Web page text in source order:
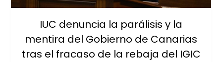
IUC denuncia la parálisis y la
mentira del Gobierno de Canarias
tras el fracaso de la rebaja del IGIC